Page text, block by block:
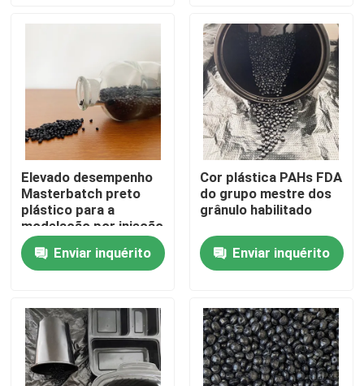
Sobre nós
Visita à fábrica
Controle de qualidade
Contacte-nos
Solicite um orçamento
Matéria prima plástica dos grânulo
Máquina de moldagem por injeção de plástico
Elevado desempenho
Masterbatch preto
plástico para a
modelação por injeção
Enviar inquérito
Cor plástica PAHs FDA
do grupo mestre dos
grânulo habilitado
Enviar inquérito